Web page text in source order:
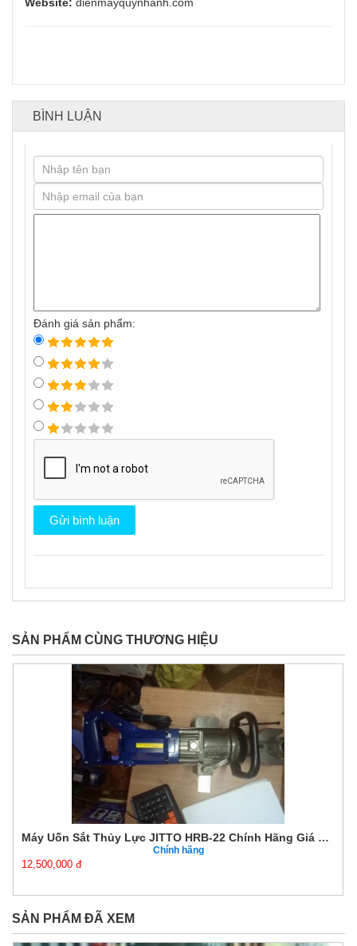
BÌNH LUẬN
Đánh giá sản phẩm:
SẢN PHẨM CÙNG THƯƠNG HIỆU
Máy Uốn Sắt Thủy Lực JITTO HRB-22 Chính Hãng Giá Tốt
Chính hãng
12,500,000 đ
SẢN PHẨM ĐÃ XEM